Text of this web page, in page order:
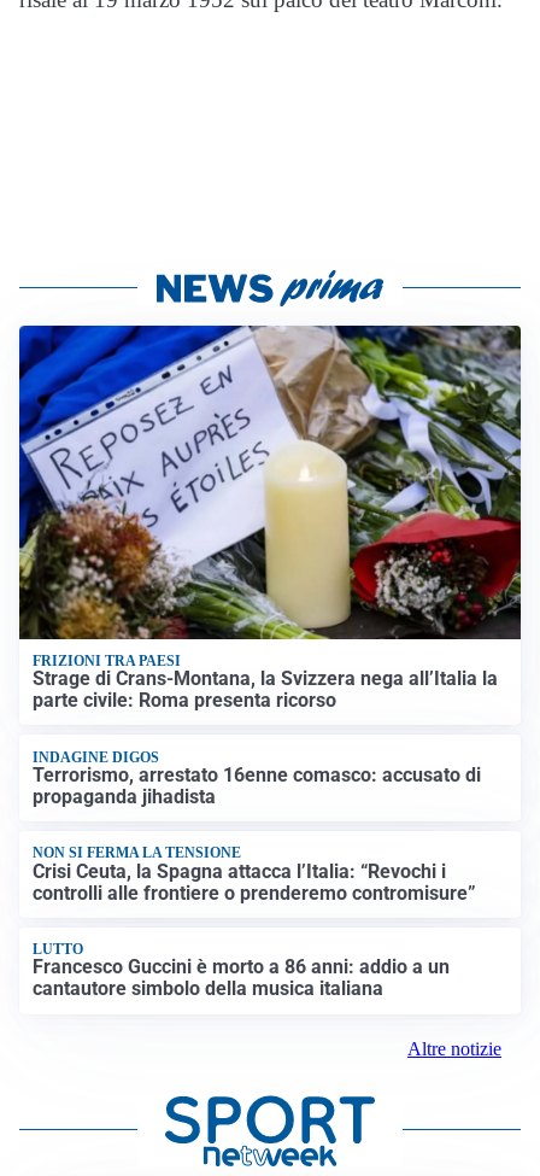
FRIZIONI TRA PAESI
Strage di Crans-Montana, la Svizzera nega all’Italia la
parte civile: Roma presenta ricorso
INDAGINE DIGOS
Terrorismo, arrestato 16enne comasco: accusato di
propaganda jihadista
NON SI FERMA LA TENSIONE
Crisi Ceuta, la Spagna attacca l’Italia: “Revochi i
controlli alle frontiere o prenderemo contromisure”
LUTTO
Francesco Guccini è morto a 86 anni: addio a un
cantautore simbolo della musica italiana
Altre notizie